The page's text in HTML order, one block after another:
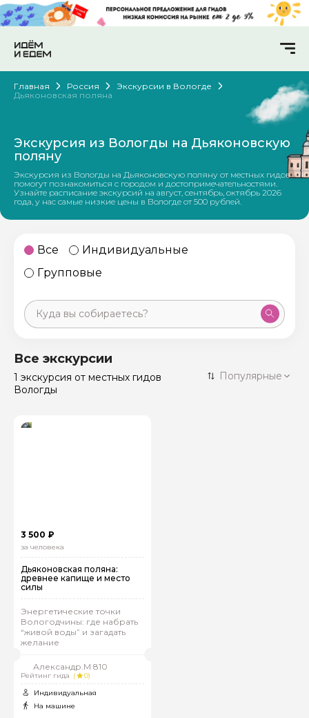
Главная Россия
Экскурсии в Вологде
Дьяконовская поляна
Экскурсия из Вологды на Дьяконовскую
поляну
Экскурсия из Вологды на Дьяконовскую поляну от местных гидов
помогут познакомиться с городом и достопримечательностями.
Узнайте расписание экскурсий на август, сентябрь, октябрь 2026
года, у нас самые низкие цены в Вологде от 500 рублей.
Все
Индивидуальные
Групповые
Санкт-Петербург
Россия
50 экскурсий
Все экскурсии
1 экскурсия от местных гидов
Вологды
Популярные
3 500 ₽
за человека
Дьяконовская поляна:
древнее капище и место
силы
Энергетические точки
Вологодчины: где набрать
“живой воды” и загадать
желание
Александр.М 810
Рейтинг гида (
0)
Индивидуальная
На машине